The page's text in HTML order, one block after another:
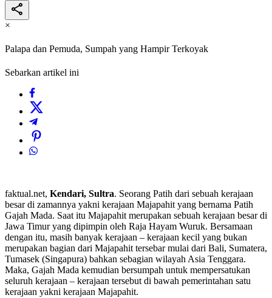
×
Palapa dan Pemuda, Sumpah yang Hampir Terkoyak
Sebarkan artikel ini
faktual.net, Kendari, Sultra. Seorang Patih dari sebuah kerajaan
besar di zamannya yakni kerajaan Majapahit yang bernama Patih
Gajah Mada. Saat itu Majapahit merupakan sebuah kerajaan besar di
Jawa Timur yang dipimpin oleh Raja Hayam Wuruk. Bersamaan
dengan itu, masih banyak kerajaan – kerajaan kecil yang bukan
merupakan bagian dari Majapahit tersebar mulai dari Bali, Sumatera,
Tumasek (Singapura) bahkan sebagian wilayah Asia Tenggara.
Maka, Gajah Mada kemudian bersumpah untuk mempersatukan
seluruh kerajaan – kerajaan tersebut di bawah pemerintahan satu
kerajaan yakni kerajaan Majapahit.